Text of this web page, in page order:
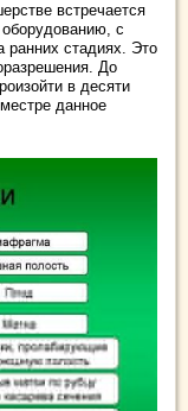
встречается
с
ранних стадиях. Это
До
в десяти
данное